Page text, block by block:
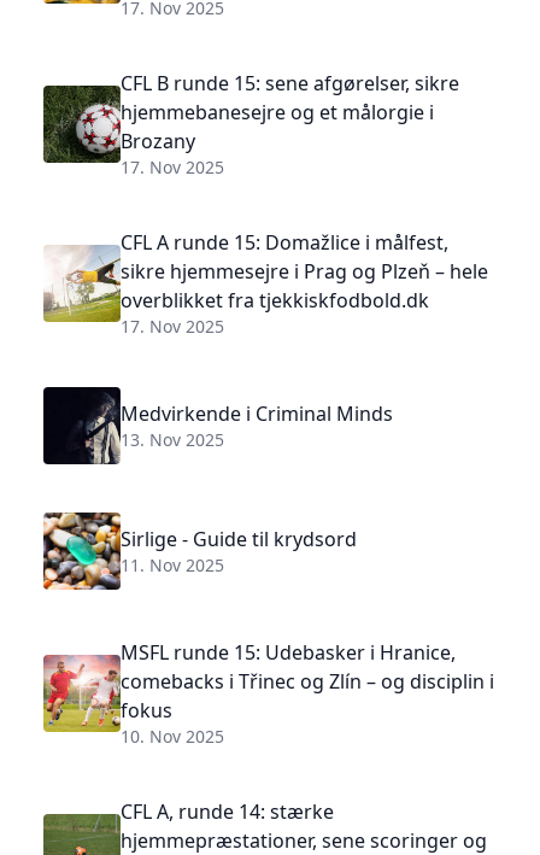
17. Nov 2025
CFL B runde 15: sene afgørelser, sikre
hjemmebanesejre og et målorgie i
Brozany
17. Nov 2025
CFL A runde 15: Domažlice i målfest,
sikre hjemmesejre i Prag og Plzeň – hele
overblikket fra tjekkiskfodbold.dk
17. Nov 2025
Medvirkende i Criminal Minds
13. Nov 2025
Sirlige - Guide til krydsord
11. Nov 2025
MSFL runde 15: Udebasker i Hranice,
comebacks i Třinec og Zlín – og disciplin i
fokus
10. Nov 2025
CFL A, runde 14: stærke
hjemmepræstationer, sene scoringer og